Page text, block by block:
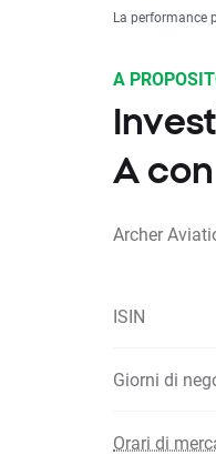
La performance
A
A
Archer
ISIN
Giorni di
Orari di